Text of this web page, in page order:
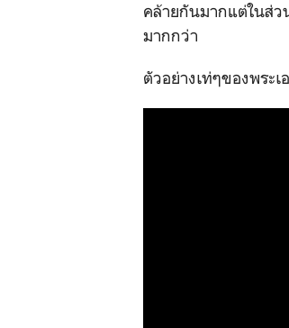
คล้ายกันมากแต่ในส่ว
มากกว่า
ตัวอย่างเท่ๆของพระเ